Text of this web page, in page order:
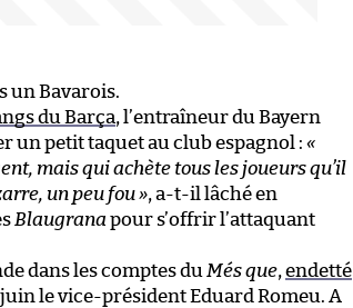
un Bavarois.
du Barça, l’entraîneur du Bayern
un petit taquet au club espagnol : «
mais qui achète tous les joueurs qu’il
un peu fou », a-t-il lâché en
Blaugrana pour s’offrir l’attaquant
dans les comptes du Més que, endetté
le vice-président Eduard Romeu. A